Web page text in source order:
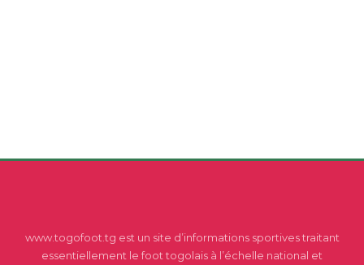
www.togofoot.tg est un site d’informations sportives traitant
essentiellement le foot togolais à l’échelle national et